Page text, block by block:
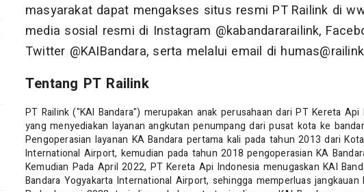
masyarakat dapat mengakses situs resmi PT Railink di
media sosial resmi di Instagram @kabandararailink,
Twitter @KAIBandara, serta melalui email di
Tentang PT Railink
PT Railink ("KAI Bandara") merupakan anak perusahaan dari PT Kereta
yang menyediakan layanan angkutan penumpang dari pusat kota ke
Pengoperasian layanan KA Bandara pertama kali pada tahun 2013 dari
International Airport, kemudian pada tahun 2018 pengoperasian KA
Kemudian Pada April 2022, PT Kereta Api Indonesia menugaskan KAI
Bandara Yogyakarta International Airport, sehingga memperluas